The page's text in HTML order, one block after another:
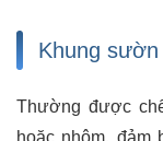
Khung
Thường được
hoặc nhôm,